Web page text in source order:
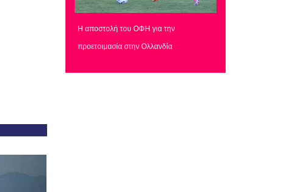
Η αποστολή του ΟΦΗ για την
προετοιμασία στην Ολλανδία